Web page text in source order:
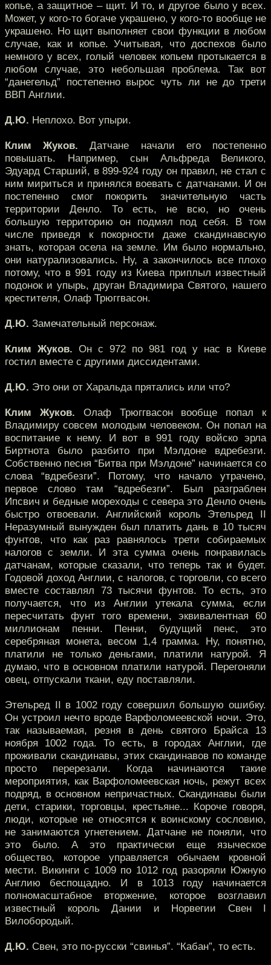
копье, а защитное – щит. И то, и другое было у всех.
Может, у кого-то богаче украшено, у кого-то вообще не
украшено. Но щит выполняет свои функции в любом
случае, как и копье. Учитывая, что доспехов было
немного у всех, голый человек копьем протыкается в
любом случае, это небольшая проблема. Так вот
“данегельд” постепенно вырос чуть ли не до трети
ВВП Англии.
Д.Ю. Неплохо. Вот упыри.
Клим Жуков. Датчане начали его постепенно
повышать. Например, сын Альфреда Великого,
Эдуард Старший, в 899-924 году он правил, не стал с
ним мириться и принялся воевать с датчанами. И он
постепенно смог покорить значительную часть
территории Денло. То есть, не всю, но очень
большую территорию он подмял под себя. В том
числе приведя к покорности даже скандинавскую
знать, которая осела на земле. Им было нормально,
они натурализовались. Ну, а закончилось все плохо
потому, что в 991 году из Киева приплыл известный
подонок и упырь, друган Владимира Святого, нашего
крестителя, Олаф Трюггвасон.
Д.Ю. Замечательный персонаж.
Клим Жуков. Он с 972 по 981 год у нас в Киеве
гостил вместе с другими диссидентами.
Д.Ю. Это они от Харальда прятались или что?
Клим Жуков. Олаф Трюггвасон вообще попал к
Владимиру совсем молодым человеком. Он попал на
воспитание к нему. И вот в 991 году войско эрла
Биртнота было разбито при Мэлдоне вдребезги.
Собственно песня “Битва при Мэлдоне” начинается со
слова “вдребезги”. Потому, что начало утрачено,
первое слово там “вдребезги”. Был разграблен
Ипсвич и бедные мореходы с севера это Денло очень
быстро отвоевали. Английский король Этельред II
Неразумный вынужден был платить дань в 10 тысяч
фунтов, что как раз равнялось трети собираемых
налогов с земли. И эта сумма очень понравилась
датчанам, которые сказали, что теперь так и будет.
Годовой доход Англии, с налогов, с торговли, со всего
вместе составлял 73 тысячи фунтов. То есть, это
получается, что из Англии утекала сумма, если
пересчитать фунт того времени, эквивалентная 60
миллионам пенни. Пенни, будущий пенс, это
серебряная монета, весом 1,4 грамма. Ну, понятно,
платили не только деньгами, платили натурой. Я
думаю, что в основном платили натурой. Перегоняли
овец, отпускали ткани, еду поставляли.
Этельред II в 1002 году совершил большую ошибку.
Он устроил нечто вроде Варфоломеевской ночи. Это,
так называемая, резня в день святого Брайса 13
ноября 1002 года. То есть, в городах Англии, где
проживали скандинавы, этих скандинавов по команде
просто перерезали. Когда начинаются такие
мероприятия, как Варфоломеевская ночь, режут всех
подряд, в основном непричастных. Скандинавы были
дети, старики, торговцы, крестьяне... Короче говоря,
люди, которые не относятся к воинскому сословию,
не занимаются угнетением. Датчане не поняли, что
это было. А это практически еще языческое
общество, которое управляется обычаем кровной
мести. Викинги с 1009 по 1012 год разоряли Южную
Англию беспощадно. И в 1013 году начинается
полномасштабное вторжение, которое возглавил
известный король Дании и Норвегии Свен I
Вилобородый.
Д.Ю. Свен, это по-русски “свинья”. “Кабан”, то есть.